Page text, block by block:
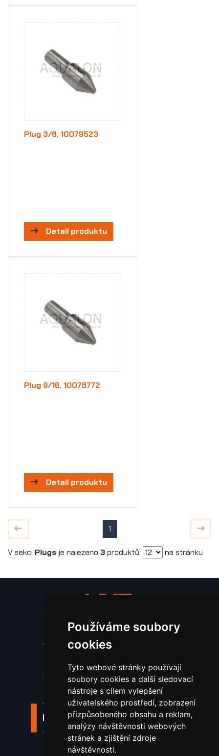
Používáme soubory
cookies
Tyto webové stránky používají
soubory cookies a další sledovací
nástroje s cílem vylepšení
uživatelského prostředí, zobrazení
přizpůsobeného obsahu a reklam,
analýzy návštěvnosti webových
stránek a zjištění zdroje
návštěvnosti.
Plug 3/8, 10079523
Detail produktu
Plug 9/16, 10078772
Detail produktu
1
V sekci Plugs je nalezeno 3produktů. na stránku
Stroje a zařízení
Spotřební materiál a nástroje
Náhradní díly pro vodní paprsek
Laserové svařování